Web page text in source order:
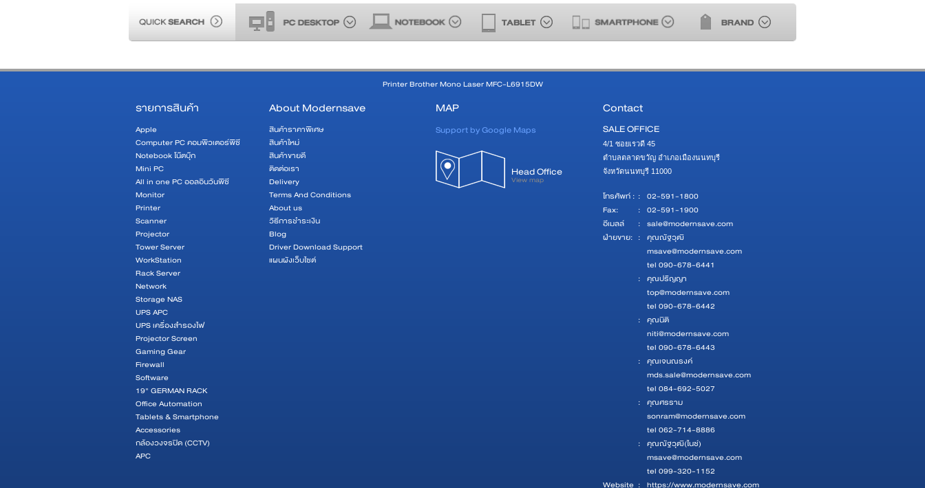
Printer Brother Mono Laser MFC-L6915DW
รายการสินค้า
Apple
Computer PC คอมพิวเตอร์พีซี
Notebook โน๊ตบุ๊ก
Mini PC
All in one PC ออลอินวันพีซี
Monitor
Printer
Scanner
Projector
Tower Server
WorkStation
Rack Server
Network
Storage NAS
UPS APC
UPS เครื่องสำรองไฟ
Projector Screen
Gaming Gear
Firewall
Software
19" GERMAN RACK
Office Automation
Tablets & Smartphone
Accessories
กล้องวงจรปิด (CCTV)
APC
About Modernsave
สินค้าราคาพิเศษ
สินค้าใหม่
สินค้าขายดี
ติดต่อเรา
Delivery
Terms And Conditions
About us
วิธีการชำระเงิน
Blog
Driver Download Support
แผนผังเว็บไซต์
MAP
Support by Google Maps
Head Office
View map
Contact
SALE OFFICE
4/1 ซอยเรวดี 45
ตำบลตลาดขวัญ อำเภอเมืองนนทบุรี
จังหวัดนนทบุรี 11000
โทรศัพท์ : : 02-591-1800
Fax:
: 02-591-1900
อีเมลล์
: sale@modernsave.com
ฝ่ายขาย: : คุณณัฐวุฒิ
msave@modernsave.com
tel 090-678-6441
: คุณปริญญา
top@modernsave.com
tel 090-678-6442
: คุณนิติ
niti@modernsave.com
tel 090-678-6443
: คุณเจนณรงค์
mds.sale@modernsave.com
tel 084-692-5027
: คุณศรราม
sonram@modernsave.com
tel 062-714-8886
: คุณณัฐวุฒิ(ไนซ์)
msave@modernsave.com
tel 099-320-1152
Website : https://www.modernsave.com